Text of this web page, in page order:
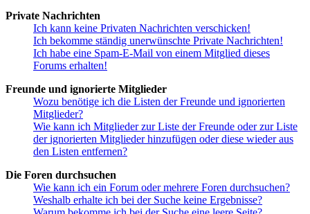
Private Nachrichten
Ich kann keine Privaten Nachrichten verschicken!
Ich bekomme ständig unerwünschte Private Nachrichten!
Ich habe eine Spam-E-Mail von einem Mitglied dieses
Forums erhalten!
Freunde und ignorierte Mitglieder
Wozu benötige ich die Listen der Freunde und ignorierten
Mitglieder?
Wie kann ich Mitglieder zur Liste der Freunde oder zur Liste
der ignorierten Mitglieder hinzufügen oder diese wieder aus
den Listen entfernen?
Die Foren durchsuchen
Wie kann ich ein Forum oder mehrere Foren durchsuchen?
Weshalb erhalte ich bei der Suche keine Ergebnisse?